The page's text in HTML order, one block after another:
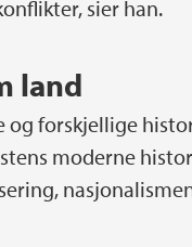
sier han.
land
forskjellige
moderne